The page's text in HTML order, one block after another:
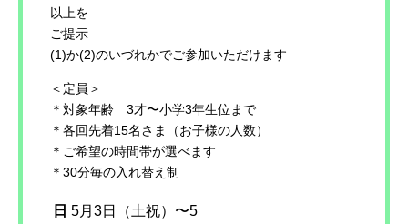
以上を
ご提示
(1)か(2)のいづれかでご参加いただけます
＜定員＞
＊対象年齢 3才〜小学3年生位まで
＊各回先着15名さま（お子様の人数）
＊ご希望の時間帯が選べます
＊30分毎の入れ替え制
日 5月3日（土祝）〜5